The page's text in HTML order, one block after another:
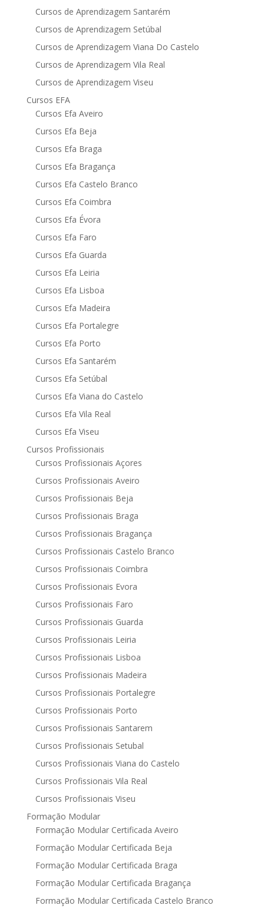
Cursos de Aprendizagem Santarém
Cursos de Aprendizagem Setúbal
Cursos de Aprendizagem Viana Do Castelo
Cursos de Aprendizagem Vila Real
Cursos de Aprendizagem Viseu
Cursos EFA
Cursos Efa Aveiro
Cursos Efa Beja
Cursos Efa Braga
Cursos Efa Bragança
Cursos Efa Castelo Branco
Cursos Efa Coimbra
Cursos Efa Évora
Cursos Efa Faro
Cursos Efa Guarda
Cursos Efa Leiria
Cursos Efa Lisboa
Cursos Efa Madeira
Cursos Efa Portalegre
Cursos Efa Porto
Cursos Efa Santarém
Cursos Efa Setúbal
Cursos Efa Viana do Castelo
Cursos Efa Vila Real
Cursos Efa Viseu
Cursos Profissionais
Cursos Profissionais Açores
Cursos Profissionais Aveiro
Cursos Profissionais Beja
Cursos Profissionais Braga
Cursos Profissionais Bragança
Cursos Profissionais Castelo Branco
Cursos Profissionais Coimbra
Cursos Profissionais Evora
Cursos Profissionais Faro
Cursos Profissionais Guarda
Cursos Profissionais Leiria
Cursos Profissionais Lisboa
Cursos Profissionais Madeira
Cursos Profissionais Portalegre
Cursos Profissionais Porto
Cursos Profissionais Santarem
Cursos Profissionais Setubal
Cursos Profissionais Viana do Castelo
Cursos Profissionais Vila Real
Cursos Profissionais Viseu
Formação Modular
Formação Modular Certificada Aveiro
Formação Modular Certificada Beja
Formação Modular Certificada Braga
Formação Modular Certificada Bragança
Formação Modular Certificada Castelo Branco